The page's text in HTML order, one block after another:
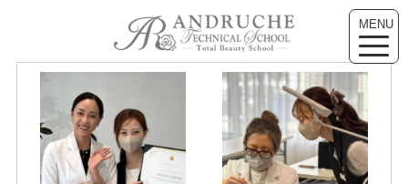
MENU
toggle